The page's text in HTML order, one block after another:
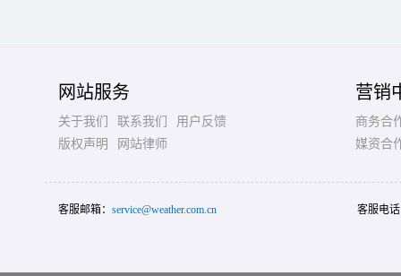
网站服务
关于我们 联系我们
用户反馈
版权声明
网站律师
营销
商务合
媒资合
客服邮箱： service@weather.com.cn 客服电